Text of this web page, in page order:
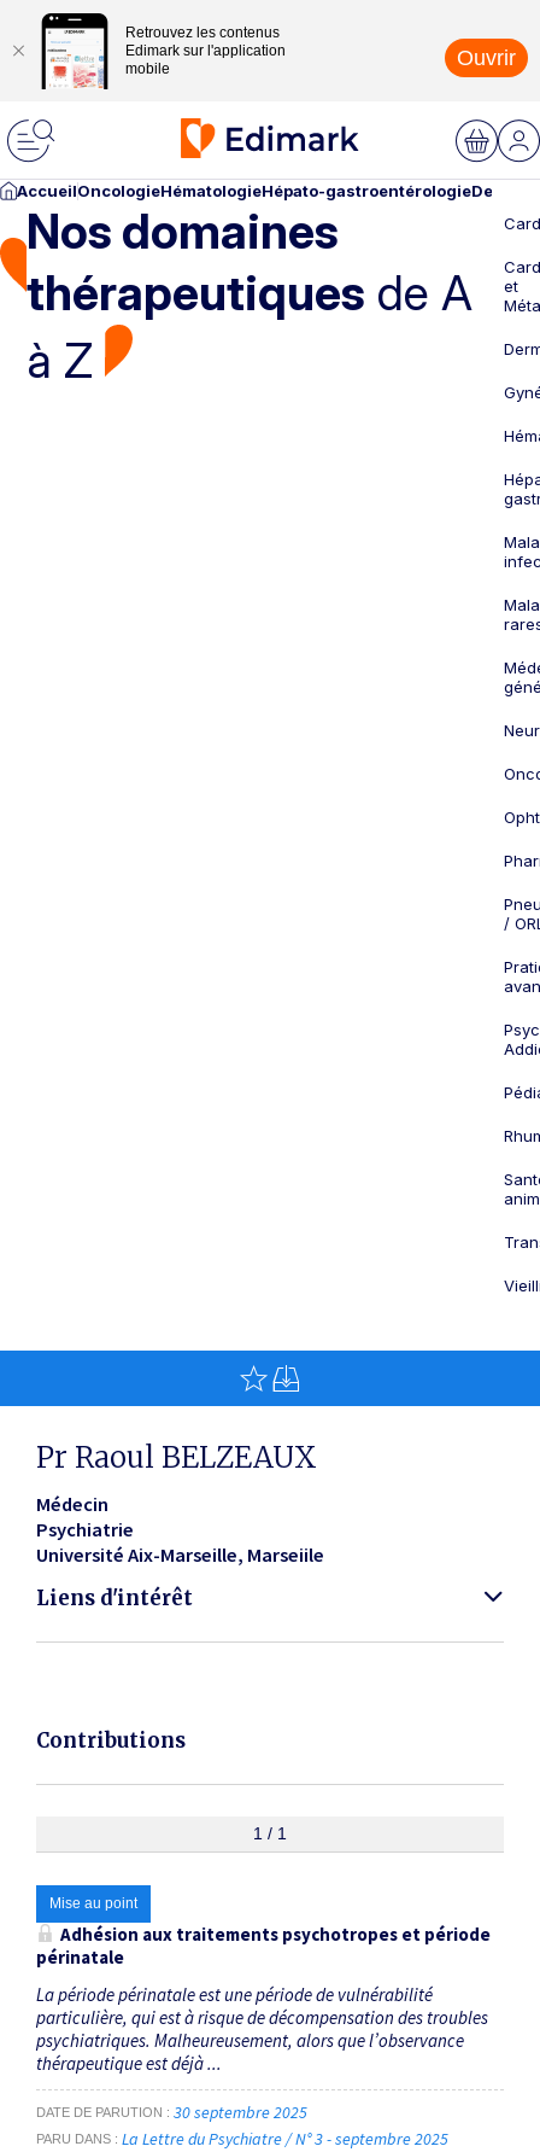
Retrouvez les contenus
Edimark sur l'application
mobile
Ouvrir
AccueilOncologieHématologieHépato-gastroentérologie
Nos domaines
thérapeutiques de A
à Z
et
/
Pr Raoul BELZEAUX
Médecin
Psychiatrie
Université Aix-Marseille Marseiile
Liens d'intérêt
Contributions
1 / 1
Mise au point
Adhésion aux traitements psychotropes et période
périnatale
La période périnatale est une période de vulnérabilité
particulière, qui est à risque de décompensation des troubles
psychiatriques. Malheureusement, alors que l’observance
thérapeutique est déjà ...
DATE DE PARUTION 30 septembre 2025
PARU DANS La Lettre du Psychiatre / N° 3 - septembre 2025